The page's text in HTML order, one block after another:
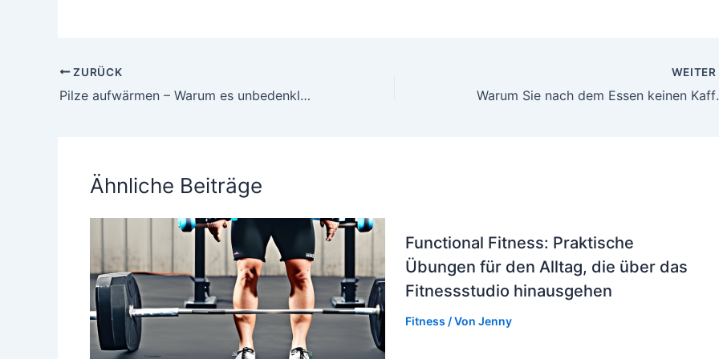
ZURÜCK
Pilze aufwärmen – Warum es unbedenklich ist
WEITER
Warum
Ähnliche Beiträge
Functional Fitness: Praktische
Übungen für den Alltag, die über das
Fitnessstudio hinausgehen
Fitness / Von Jenny